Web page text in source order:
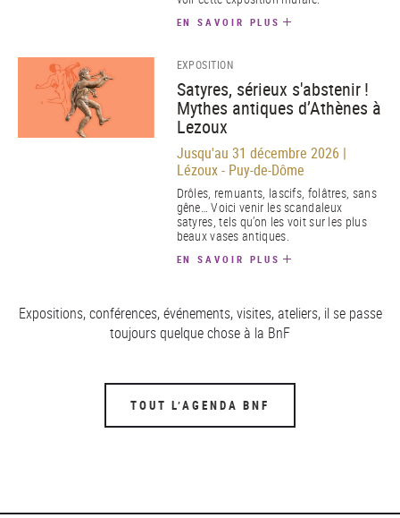
EN SAVOIR PLUS
EXPOSITION
Satyres, sérieux s'abstenir !
Mythes antiques d’Athènes à
Lezoux
Jusqu'au 31 décembre 2026 |
Lézoux - Puy-de-Dôme
Drôles, remuants, lascifs, folâtres, sans
gêne… Voici venir les scandaleux
satyres, tels qu’on les voit sur les plus
beaux vases antiques.
EN SAVOIR PLUS
Expositions, conférences, événements, visites, ateliers, il se passe
toujours quelque chose à la BnF
TOUT L’AGENDA BNF